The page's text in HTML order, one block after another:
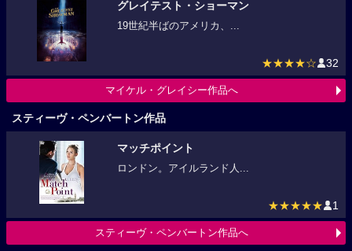
グレイテスト・ショーマン
19世紀半ばのアメリカ、...
★★★★☆ 32
マイケル・グレイシー作品へ
スティーヴ・ペンバートン作品
マッチポイント
ロンドン。アイルランド人...
★★★★★ 1
スティーヴ・ペンバートン作品へ